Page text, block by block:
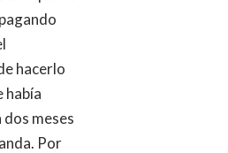
hacerlo
había
meses
Por